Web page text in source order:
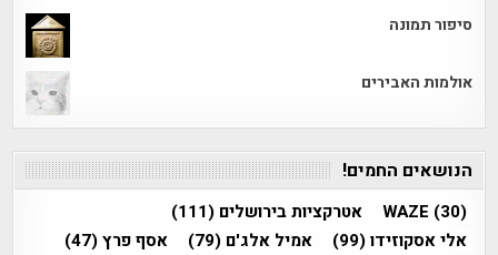
סיפור תמונה
אולמות האבירים
הנושאים החמים!
WAZE (30) אטרקציות בירושלים (111)
אלי אסקוזידו(99) אמיל אלג'ם (79) אסף פרץ(47)